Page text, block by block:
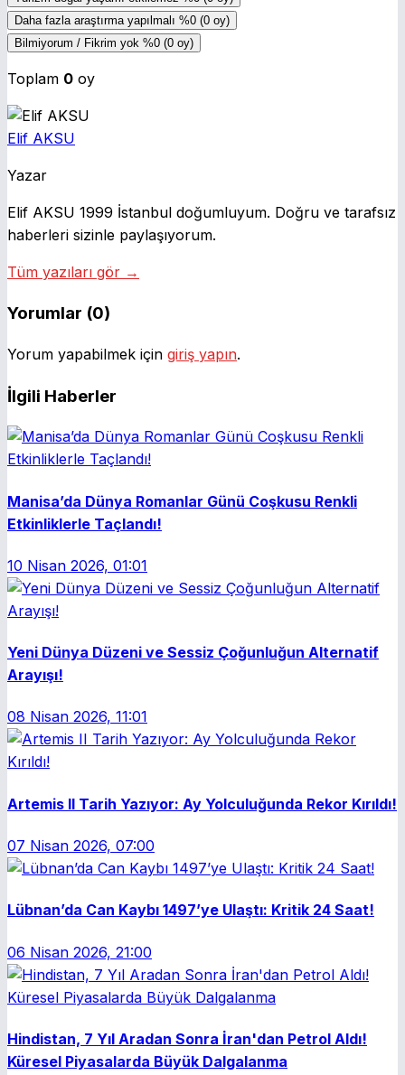
Daha fazla araştırma yapılmalı %0 (0 oy)
Bilmiyorum / Fikrim yok %0 (0 oy)
Toplam 0 oy
Elif AKSU
Yazar
Elif AKSU 1999 İstanbul doğumluyum. Doğru ve tarafsız
haberleri sizinle paylaşıyorum.
Tüm yazıları gör →
Yorumlar (0)
Yorum yapabilmek için giriş yapın.
İlgili Haberler
Manisa’da Dünya Romanlar Günü Coşkusu Renkli
Etkinliklerle Taçlandı!
10 Nisan 2026, 01:01
Yeni Dünya Düzeni ve Sessiz Çoğunluğun Alternatif
Arayışı!
08 Nisan 2026, 11:01
Artemis II Tarih Yazıyor: Ay Yolculuğunda Rekor Kırıldı!
07 Nisan 2026, 07:00
Lübnan’da Can Kaybı 1497’ye Ulaştı: Kritik 24 Saat!
06 Nisan 2026, 21:00
Hindistan, 7 Yıl Aradan Sonra İran'dan Petrol Aldı!
Küresel Piyasalarda Büyük Dalgalanma